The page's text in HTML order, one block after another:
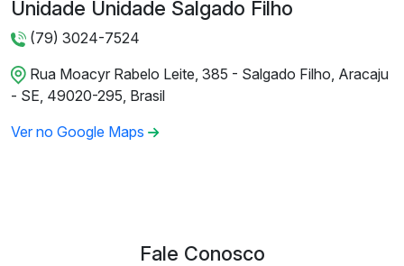
Unidade Unidade Salgado Filho
(79) 3024-7524
Rua Moacyr Rabelo Leite, 385 - Salgado Filho, Aracaju
- SE, 49020-295, Brasil
Ver no Google Maps
Fale Conosco